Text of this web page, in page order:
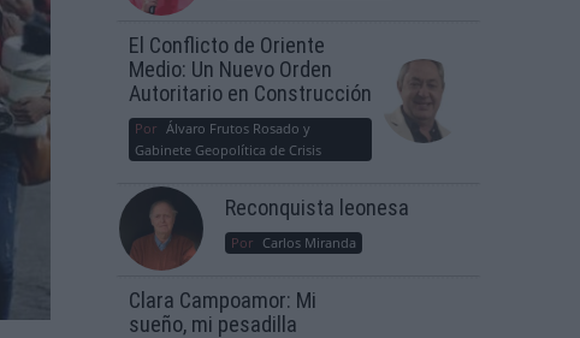
El Conflicto de Oriente
Medio: Un Nuevo Orden
Autoritario en Construcción
Por Álvaro Frutos Rosado y
Gabinete Geopolítica de Crisis
Reconquista leonesa
Por Carlos Miranda
Clara Campoamor: Mi
sueño, mi pesadilla